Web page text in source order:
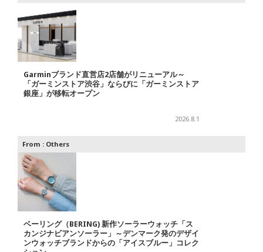
Garminブランド直営店2店舗がリニューアル～
「ガーミンストア渋谷」ならびに「ガーミンストア
銀座」が移転オープン
2026.8.1
From : Others
ベーリング（BERING) 新作ソーラーウォッチ「ス
カンジナビアンソーラー」～デンマーク発のデザイ
ンウォッチブランドからの「アイスブルー」コレク